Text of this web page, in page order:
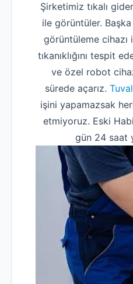
Şirketimiz tıkalı
ile görüntüler.
görüntüleme
tıkanıklığını tespit
ve özel robot
sürede açarız.
işini yapamazsak
etmiyoruz. Eski
gün 24 saat